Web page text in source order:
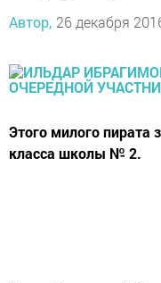
Автор, 26 декабря
Этого милого пирата
класса школы № 2.